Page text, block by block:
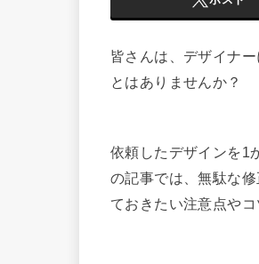
皆さんは、デザイナ
とはありませんか？
依頼したデザインを1
の記事では、無駄な
ておきたい注意点や